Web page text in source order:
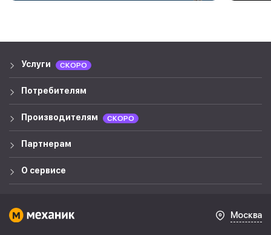
Услуги СКОРО
Потребителям
Производителям СКОРО
Партнерам
О сервисе
Москва